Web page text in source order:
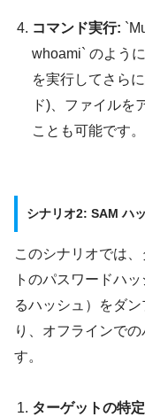
コマンド実行:
whoami` のよう
を実行してさら
ド)、ファイルを
ことも可能です。
シナリオ2: SAM ハ
このシナリオでは
トのパスワードハ
るハッシュ）をダ
り、オフラインで
す。
ターゲットの特